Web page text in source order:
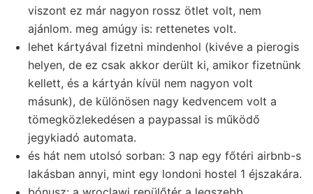
viszont ez már nagyon rossz ötlet volt, nem
ajánlom. meg amúgy is: rettenetes volt.
lehet kártyával fizetni mindenhol (kivéve a pierogis
helyen, de ez csak akkor derült ki, amikor fizetnünk
kellett, és a kártyán kívül nem nagyon volt
másunk), de különösen nagy kedvencem volt a
tömegközlekedésen a paypassal is működő
jegykiadó automata.
és hát nem utolsó sorban: 3 nap egy főtéri airbnb-s
lakásban annyi, mint egy londoni hostel 1 éjszakára.